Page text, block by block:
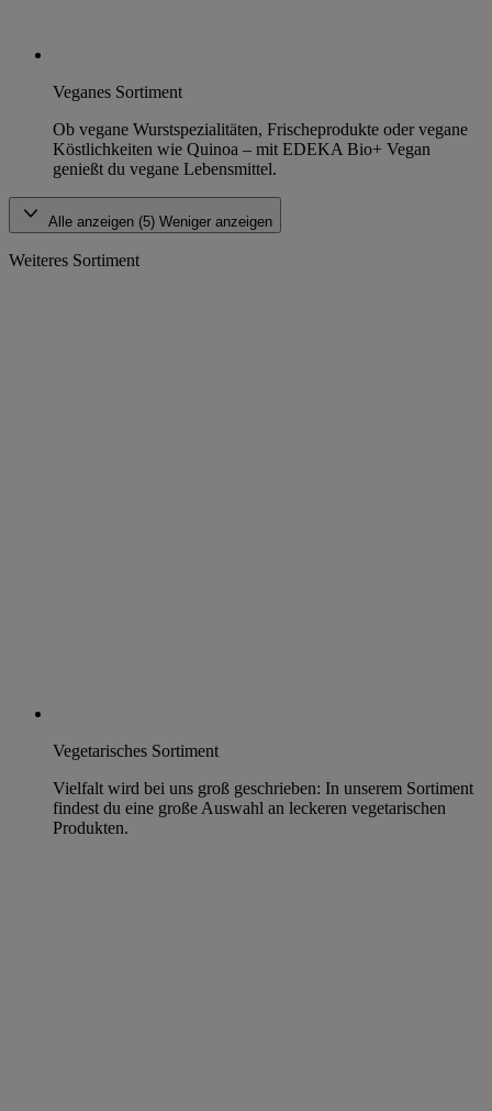
Veganes Sortiment
Ob vegane Wurstspezialitäten, Frischeprodukte oder vegane
Köstlichkeiten wie Quinoa – mit EDEKA Bio+ Vegan
genießt du vegane Lebensmittel.
Alle anzeigen (5) Weniger anzeigen
Weiteres Sortiment
Vegetarisches Sortiment
Vielfalt wird bei uns groß geschrieben: In unserem Sortiment
findest du eine große Auswahl an leckeren vegetarischen
Produkten.